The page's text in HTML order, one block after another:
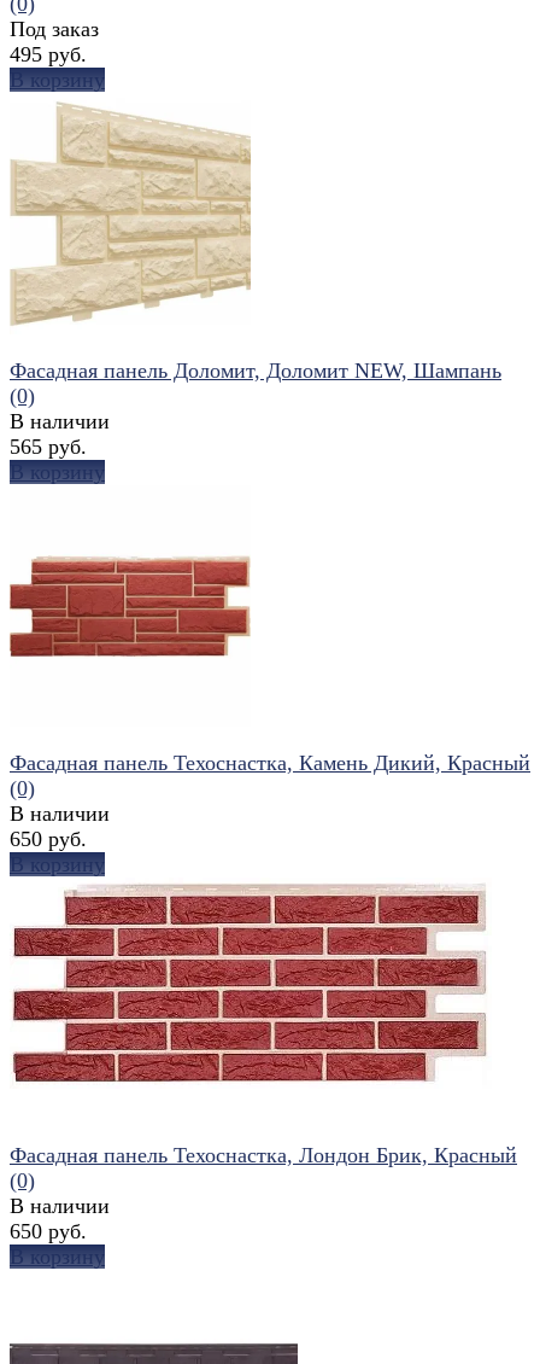
избранное сравнить
Под заказ
495 руб.
В корзину
избранное сравнить
Фасадная панель Доломит, Доломит NEW, Шампань
(0)
В наличии
565 руб.
В корзину
избранное сравнить
Фасадная панель Техоснастка, Камень Дикий, Красный
(0)
В наличии
650 руб.
В корзину
избранное сравнить
Фасадная панель Техоснастка, Лондон Брик, Красный
(0)
В наличии
650 руб.
В корзину